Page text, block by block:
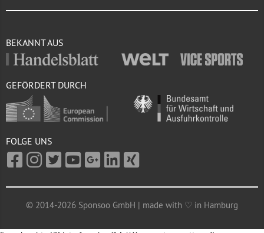
BEKANNT AUS
GEFÖRDERT DURCH
FOLGE UNS
© 2014-2026 Sponsoo GmbH | made with ♡ in Hamburg